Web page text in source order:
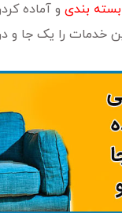
بسته بندی و آماده
خدمات را یک جا و